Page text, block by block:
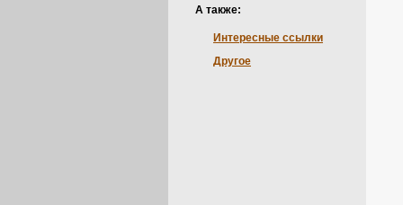
А также:
Интересные ссылки
Другое